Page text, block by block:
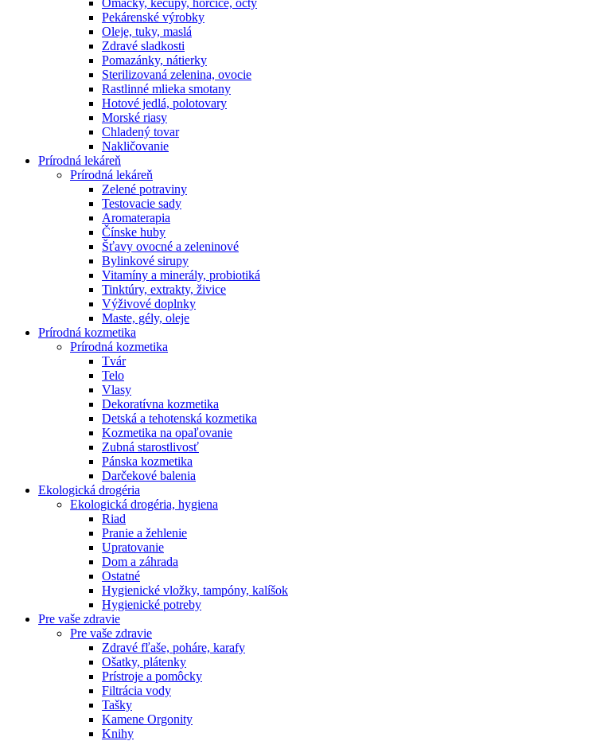
Omáčky, kečupy, horčice, octy
Pekárenské výrobky
Oleje, tuky, maslá
Zdravé sladkosti
Pomazánky, nátierky
Sterilizovaná zelenina, ovocie
Rastlinné mlieka smotany
Hotové jedlá, polotovary
Morské riasy
Chladený tovar
Nakličovanie
Prírodná lekáreň
Prírodná lekáreň
Zelené potraviny
Testovacie sady
Aromaterapia
Čínske huby
Šťavy ovocné a zeleninové
Bylinkové sirupy
Vitamíny a minerály, probiotiká
Tinktúry, extrakty, živice
Výživové doplnky
Maste, gély, oleje
Prírodná kozmetika
Prírodná kozmetika
Tvár
Telo
Vlasy
Dekoratívna kozmetika
Detská a tehotenská kozmetika
Kozmetika na opaľovanie
Zubná starostlivosť
Pánska kozmetika
Darčekové balenia
Ekologická drogéria
Ekologická drogéria, hygiena
Riad
Pranie a žehlenie
Upratovanie
Dom a záhrada
Ostatné
Hygienické vložky, tampóny, kalíšok
Hygienické potreby
Pre vaše zdravie
Pre vaše zdravie
Zdravé fľaše, poháre, karafy
Ošatky, plátenky
Prístroje a pomôcky
Filtrácia vody
Tašky
Kamene Orgonity
Knihy